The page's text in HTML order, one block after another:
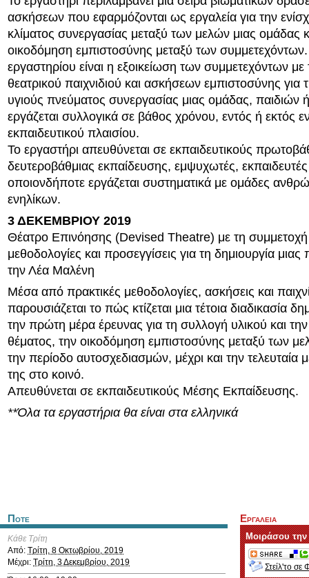
ασκήσεων που εφαρμόζονται ως εργαλεία για την
κλίματος συνεργασίας μεταξύ των μελών μιας ομάδας
οικοδόμηση εμπιστοσύνης μεταξύ των
εργαστηρίου είναι η εξοικείωση των συμμετεχόντων
θεατρικού παιχνιδιού και ασκήσεων εμπιστοσύνης για
υγιούς πνεύματος συνεργασίας μιας ομάδας, παιδιών
εργάζεται συλλογικά σε βάθος χρόνου, εντός ή εκτός
εκπαιδευτικού πλαισίου.
Το εργαστήρι απευθύνεται σε εκπαιδευτικούς
δευτεροβάθμιας εκπαίδευσης, εμψυχωτές,
οποιονδήποτε εργάζεται συστηματικά με ομάδες
ενηλίκων.
3 ΔΕΚΕΜΒΡΙΟΥ 2019
Θέατρο Επινόησης (Devised Theatre) με τη
μεθοδολογίες και προσεγγίσεις για τη δημιουργία
την Λέα Μαλένη
Μέσα από πρακτικές μεθοδολογίες, ασκήσεις και
παρουσιάζεται το πώς κτίζεται μια τέτοια διαδικασία
την πρώτη μέρα έρευνας για τη συλλογή υλικού και
θέματος, την οικοδόμηση εμπιστοσύνης μεταξύ των
την περίοδο αυτοσχεδιασμών, μέχρι και την
της στο κοινό.
Απευθύνεται σε εκπαιδευτικούς Μέσης Εκπαίδευσης.
**Όλα τα εργαστήρια θα είναι στα ελληνικά
Ποτε
Κάθε Τρίτη
Από: Τρίτη, 8 Οκτωβρίου, 2019
Μέχρι: Τρίτη, 3 Δεκεμβρίου, 2019
Εργαλεια
Μοιράσου
Στείλ'το σε